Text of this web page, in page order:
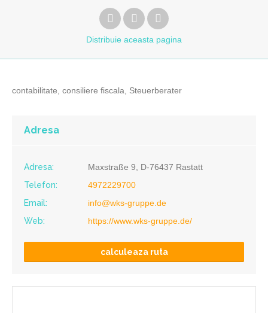
Distribuie aceasta pagina
contabilitate, consiliere fiscala, Steuerberater
Adresa
Adresa:
Maxstraße 9, D-76437 Rastatt
Telefon:
4972229700
Email:
info@wks-gruppe.de
Web:
https://www.wks-gruppe.de/
calculeaza ruta